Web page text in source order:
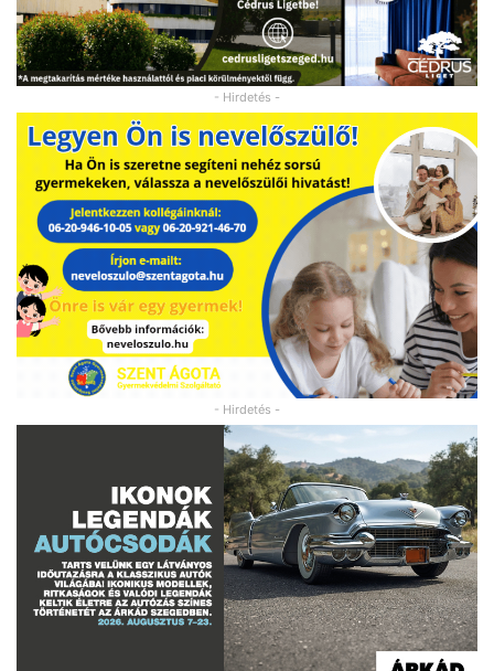
- Hirdetés -
- Hirdetés -